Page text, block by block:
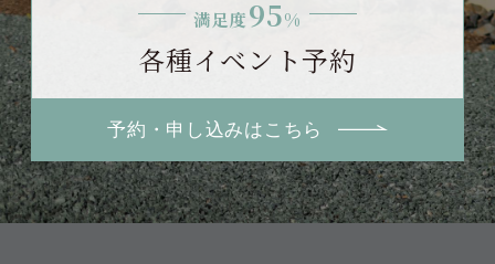
満足度95%
各種イベント予約
予約・申し込みはこちら